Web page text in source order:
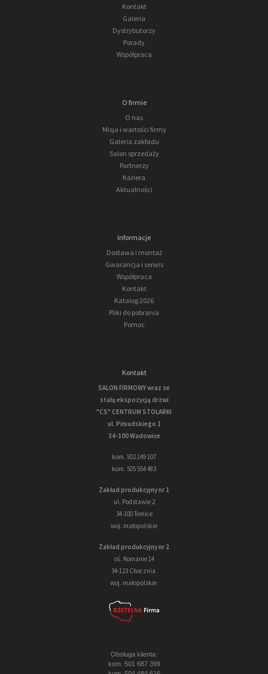
Kontakt
Galeria
Dystrybutorzy
Porady
Współpraca
O firmie
O nas
Misja i wartości firmy
Galeria zakładu
Salon sprzedaży
Partnerzy
Kariera
Aktualności
Informacje
Dostawa i montaż
Gwarancja i serwis
Współpraca
Kontakt
Katalog 2026
Pliki do pobrania
Pomoc
Kontakt
SALON FIRMOWY wraz ze
stałą ekspozycją drzwi
"CS" CENTRUM STOLARKI
ul. Piłsudskiego 1
34-100 Wadowice
kom. 502 149 107
kom. 505 554 483
Zakład produkcyjny nr 1
ul. Podstawie 2
34-100 Tomice
woj. małopolskie
Zakład produkcyjny nr 2
oś. Komanie 14
34-123 Chocznia
woj. małopolskie
Obsługa klienta:
kom. 501 687 399